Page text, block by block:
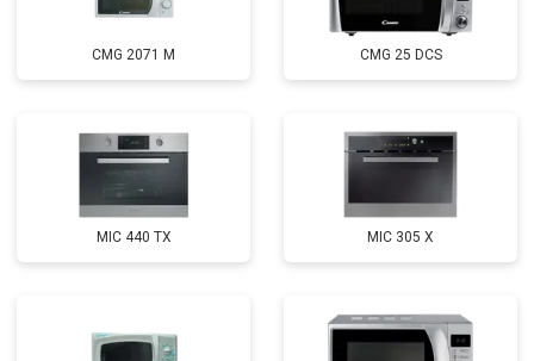
CMG 2071 M CMG 25 DCS
MIC 440 TX MIC 305 X